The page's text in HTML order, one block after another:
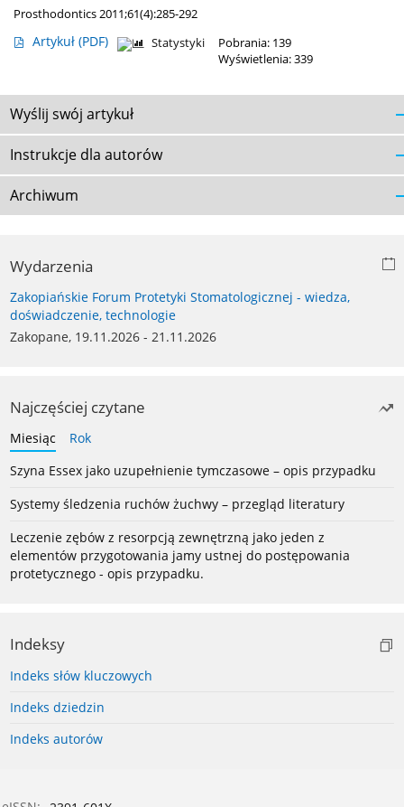
Prosthodontics 2011;61(4):285-292
Artykuł (PDF) Statystyki
Pobrania: 139
Wyświetlenia: 339
Wyślij swój artykuł
Instrukcje dla autorów
Archiwum
Wydarzenia
Zakopiańskie Forum Protetyki Stomatologicznej - wiedza,
doświadczenie, technologie
Zakopane, 19.11.2026 - 21.11.2026
Najczęściej czytane
Miesiąc
Rok
Szyna Essex jako uzupełnienie tymczasowe – opis przypadku
Systemy śledzenia ruchów żuchwy – przegląd literatury
Leczenie zębów z resorpcją zewnętrzną jako jeden z
elementów przygotowania jamy ustnej do postępowania
protetycznego - opis przypadku.
Indeksy
Indeks słów kluczowych
Indeks dziedzin
Indeks autorów